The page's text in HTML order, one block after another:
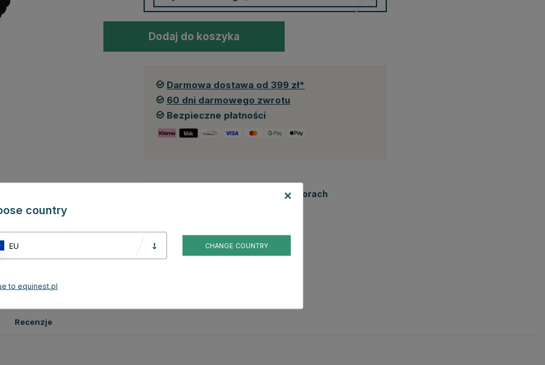
Dodaj do koszyka
Darmowa dostawa od 399 zł*
60 dni darmowego zwrotu
Bezpieczne płatności
Produkt dostępny również w tych kolorach
Recenzje
country
EU CHANGE COUNTRY
to equinest.pl